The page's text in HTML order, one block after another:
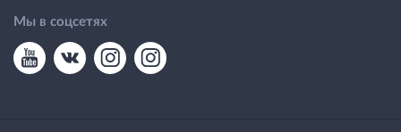
Мы в соцсетях